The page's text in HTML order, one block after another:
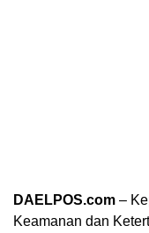
DAELPOS.com –
Keamanan dan